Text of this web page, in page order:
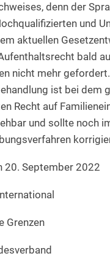
denn der
und
aktuellen
bald
nicht mehr
ist bei dem
Recht auf
und sollte noch
20. September 2022
Grenzen